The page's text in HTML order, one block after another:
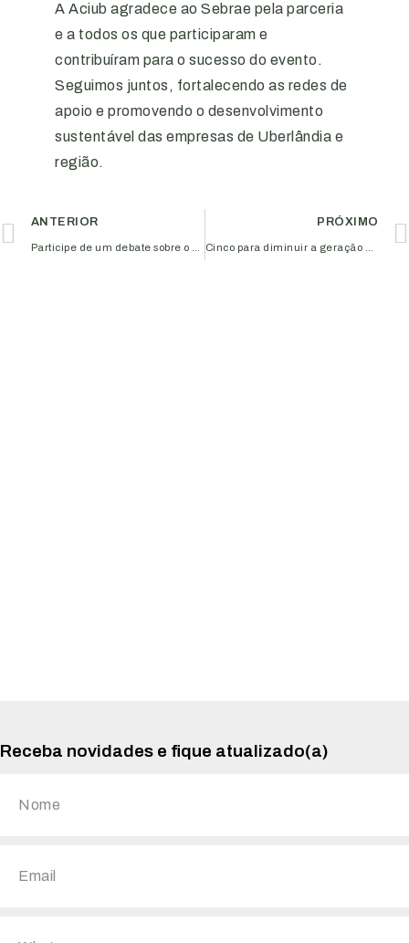
A Aciub agradece ao Sebrae pela parceria
e a todos os que participaram e
contribuíram para o sucesso do evento.
Seguimos juntos, fortalecendo as redes de
apoio e promovendo o desenvolvimento
sustentável das empresas de Uberlândia e
região.
ANTERIOR PRÓXIMO
Receba novidades e fique atualizado(a)